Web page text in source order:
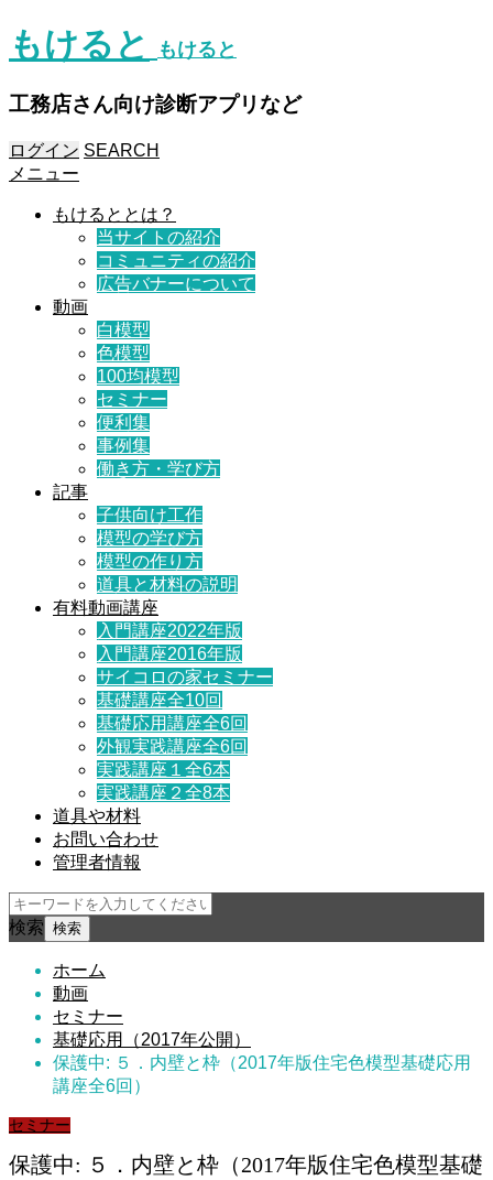
もけると もけると
工務店さん向け診断アプリなど
ログイン SEARCH
メニュー
もけるととは？
当サイトの紹介
コミュニティの紹介
広告バナーについて
動画
白模型
色模型
100均模型
セミナー
便利集
事例集
働き方・学び方
記事
子供向け工作
模型の学び方
模型の作り方
道具と材料の説明
有料動画講座
入門講座2022年版
入門講座2016年版
サイコロの家セミナー
基礎講座全10回
基礎応用講座全6回
外観実践講座全6回
実践講座１全6本
実践講座２全8本
道具や材料
お問い合わせ
管理者情報
検索
ホーム
動画
セミナー
基礎応用（2017年公開）
保護中: ５．内壁と枠（2017年版住宅色模型基礎応用
講座全6回）
セミナー
保護中: ５．内壁と枠（2017年版住宅色模型基礎